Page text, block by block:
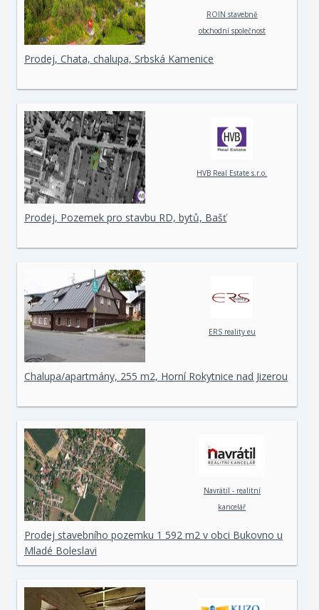
ROIN stavebně
obchodní společnost
Prodej, Chata, chalupa, Srbská Kamenice
HVB Real Estate s.r.o.
Prodej, Pozemek pro stavbu RD, bytů, Bašť
ERS reality eu
Chalupa/apartmány, 255 m2, Horní Rokytnice nad Jizerou
Navrátil - realitní
kancelář
Prodej stavebního pozemku 1 592 m2 v obci Bukovno u
Mladé Boleslavi